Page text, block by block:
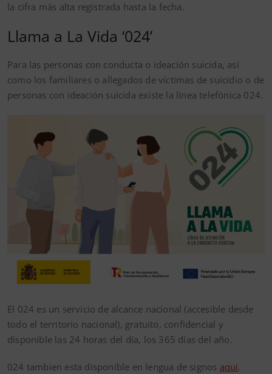
la cifra más alta registrada hasta la fecha.
Llama a La Vida ‘024’
Para las personas con conducta o ideación suicida, así
como los familiares o allegados de víctimas de suicidio o de
personas con ideación suicida existe la línea telefónica 024.
El 024 es un servicio de alcance nacional (accesible desde
todo el territorio nacional), gratuito, confidencial y
disponible las 24 horas del día, los 365 días del año.
024 tambien esta disponible en lengua de signos aqui.